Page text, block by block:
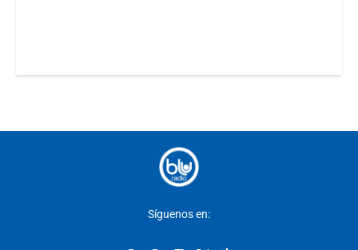
Síguenos en: